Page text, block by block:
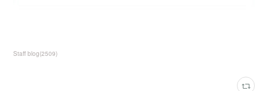
Staff blog(2509)